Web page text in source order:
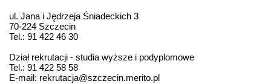
ul. Jana i Jędrzeja Śniadeckich 3
70-224 Szczecin
Tel.: 91 422 46 30
Dział rekrutacji - studia wyższe i podyplomowe
Tel.: 91 422 58 58
E-mail: rekrutacja@szczecin.merito.pl